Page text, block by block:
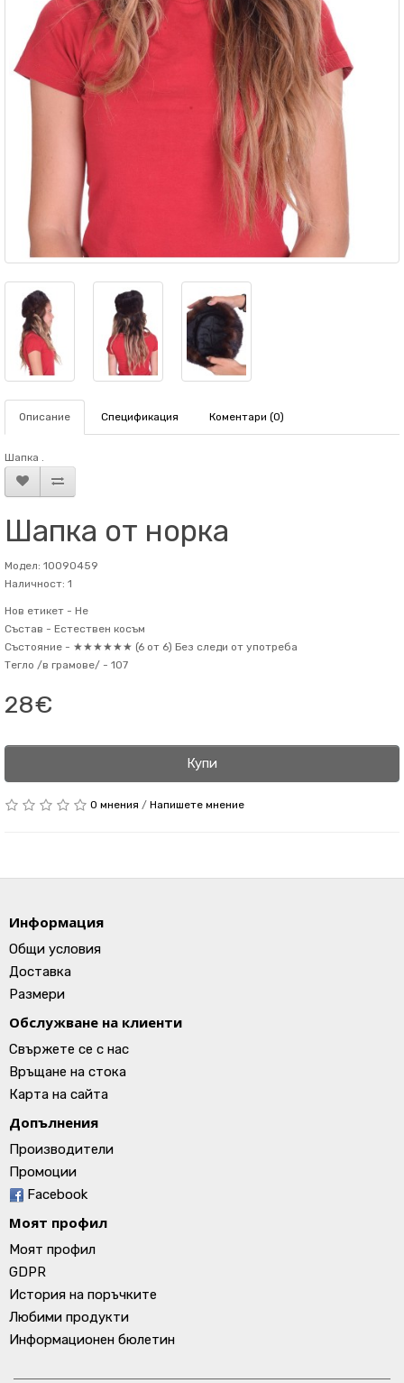
Описание Спецификация Коментари (0)
Шапка .
Шапка от норка
Модел: 10090459
Наличност: 1
Нов етикет - Не
Състав - Естествен косъм
Състояние - ★★★★★★ (6 от 6) Без следи от употреба
Тегло /в грамове/ - 107
28€
Купи
0 мнения / Напишете мнение
Информация
Общи условия
Доставка
Размери
Обслужване на клиенти
Свържете се с нас
Връщане на стока
Карта на сайта
Допълнения
Производители
Промоции
Facebook
Моят профил
Моят профил
GDPR
История на поръчките
Любими продукти
Информационен бюлетин